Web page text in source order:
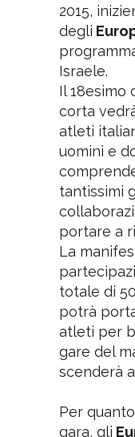
2015,
degli
Israele.
Il 18esimo
corta
atleti
uomini e
tantissimi
portare a
La
totale di
potrà
atleti per
gare del
scenderà a
Per
gara, gli